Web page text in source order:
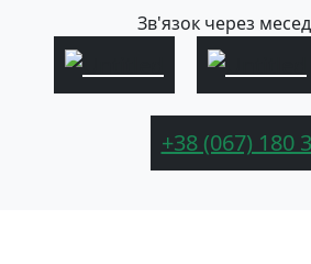
Зв'язок через
+38 (067) 180